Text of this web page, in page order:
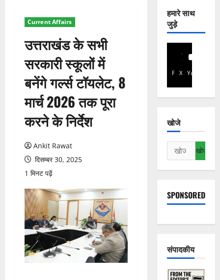
Current Affairs
उत्तराखंड के सभी
सरकारी स्कूलों में
बनेंगे गर्ल्स टॉयलेट, 8
मार्च 2026 तक पूरा
करने के निर्देश
Ankit Rawat
दिसम्बर 30, 2025
1 मिनट पढ़ें
हमारे साथ
जुड़े
Facebook
X YouTube
खोजे
निम्न
को
खोजें:
SPONSORED
संपादकीय